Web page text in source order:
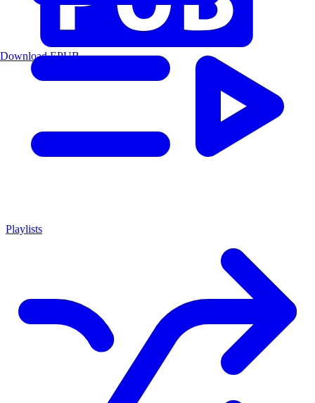
Playlists
Download EPUB